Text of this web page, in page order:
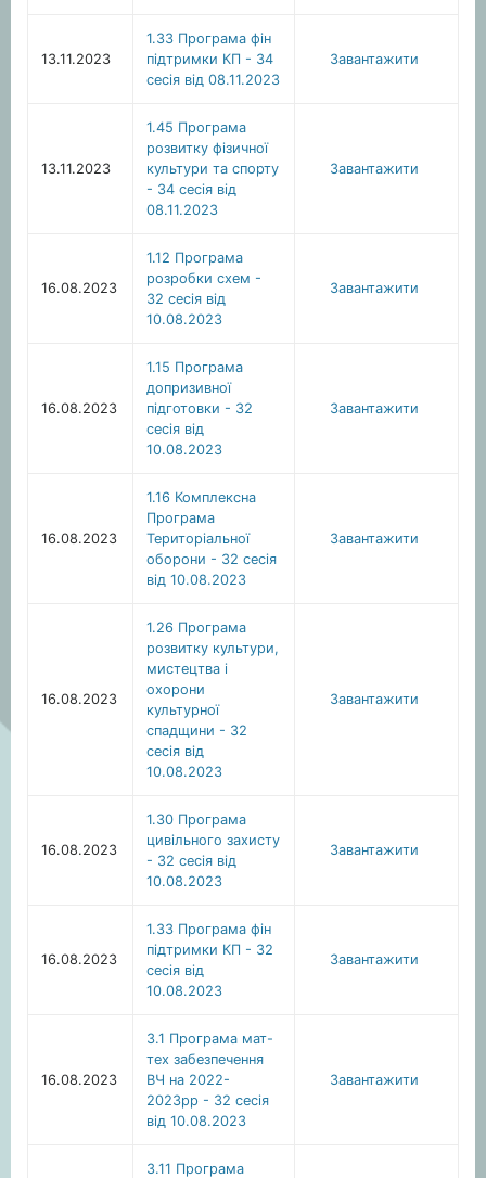
13.11.2023
1.33 Програма фін
підтримки КП - 34
сесія від 08.11.2023
Завантажити
13.11.2023
1.45 Програма
розвитку фізичної
культури та спорту
- 34 сесія від
08.11.2023
Завантажити
16.08.2023
1.12 Програма
розробки схем -
32 сесія від
10.08.2023
Завантажити
16.08.2023
1.15 Програма
допризивної
підготовки - 32
сесія від
10.08.2023
Завантажити
16.08.2023
1.16 Комплексна
Програма
Територіальної
оборони - 32 сесія
від 10.08.2023
Завантажити
16.08.2023
1.26 Програма
розвитку культури,
мистецтва i
охорони
культурної
спадщини - 32
сесія від
10.08.2023
Завантажити
16.08.2023
1.30 Програма
цивільного захисту
- 32 сесія від
10.08.2023
Завантажити
16.08.2023
1.33 Програма фін
підтримки КП - 32
сесія від
10.08.2023
Завантажити
16.08.2023
3.1 Програма мат-
тех забезпечення
ВЧ на 2022-
2023рр - 32 сесія
від 10.08.2023
Завантажити
3.11 Програма